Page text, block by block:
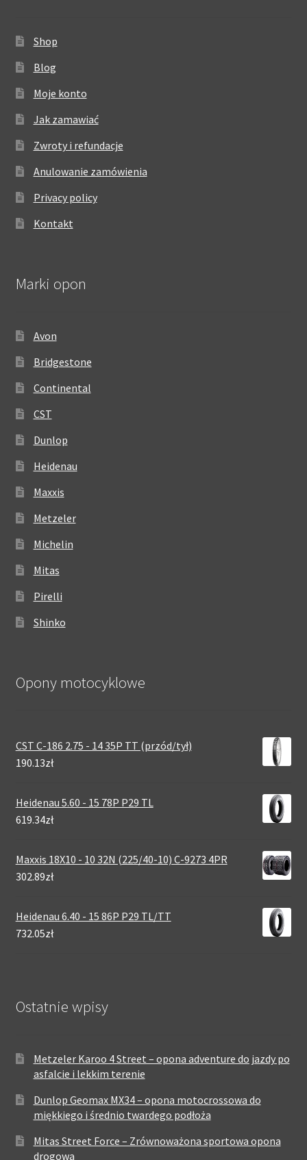
Shop
Blog
Moje konto
Jak zamawiać
Zwroty i refundacje
Anulowanie zamówienia
Privacy policy
Kontakt
Marki opon
Avon
Bridgestone
Continental
CST
Dunlop
Heidenau
Maxxis
Metzeler
Michelin
Mitas
Pirelli
Shinko
Opony motocyklowe
CST C-186 2.75 - 14 35P TT (przód/tył)
190.13zł
Heidenau 5.60 - 15 78P P29 TL
619.34zł
Maxxis 18X10 - 10 32N (225/40-10) C-9273 4PR
302.89zł
Heidenau 6.40 - 15 86P P29 TL/TT
732.05zł
Ostatnie wpisy
Metzeler Karoo 4 Street – opona adventure do jazdy po
asfalcie i lekkim terenie
Dunlop Geomax MX34 – opona motocrossowa do
miękkiego i średnio twardego podłoża
Mitas Street Force – Zrównoważona sportowa opona
drogowa